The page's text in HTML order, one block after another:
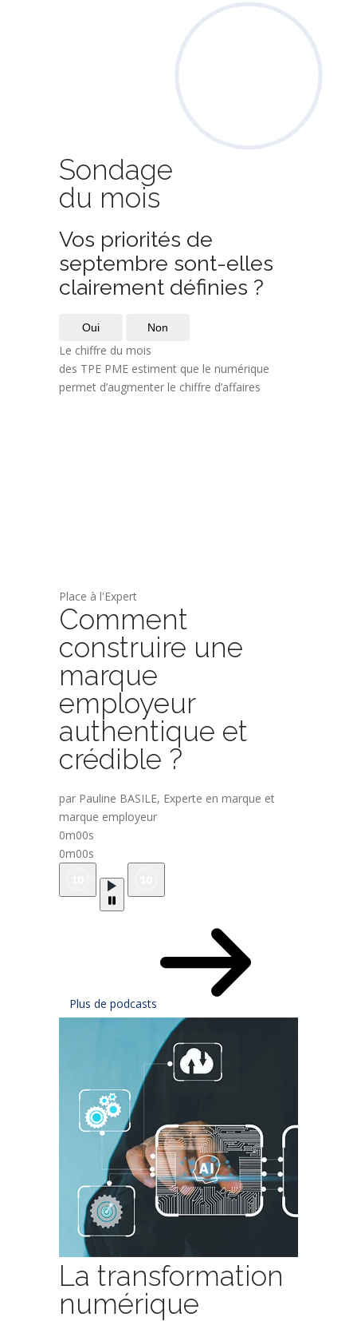
Sondage
du mois
Vos priorités de
septembre sont-elles
clairement définies ?
Oui Non
Le chiffre du mois
des TPE PME estiment que le numérique
permet d’augmenter le chiffre d’affaires
Place à l'Expert
Comment
construire une
marque
employeur
authentique et
crédible ?
par Pauline BASILE, Experte en marque et
marque employeur
0m00s
0m00s
Plus de podcasts
La transformation
numérique